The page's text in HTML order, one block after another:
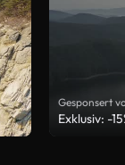
Gesponsert
Exklusiv: -